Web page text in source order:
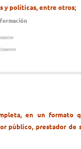
y políticas, entre otros;
en un formato
público, prestador